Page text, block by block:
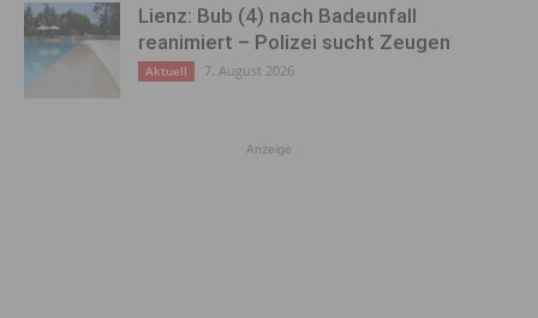
Lienz: Bub (4) nach Badeunfall
reanimiert – Polizei sucht Zeugen
Aktuell 7. August 2026
Anzeige